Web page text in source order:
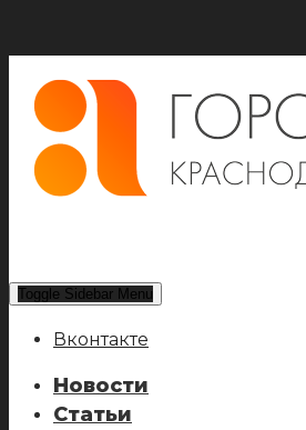
Toggle Sidebar Menu
Вконтакте
Новости
Статьи